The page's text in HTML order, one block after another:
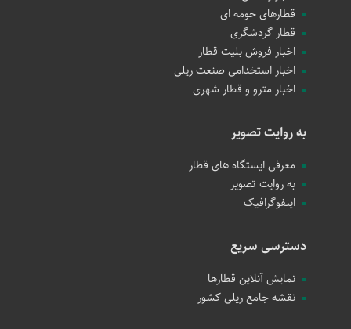
قطارهای حومه ای
قطار گردشگری
اخبار فروش بلیت قطار
اخبار استخدامی صنعت ریلی
اخبار مترو و قطار شهری
به روایت تصویر
معرفی ایستگاه های قطار
به روایت تصویر
اینفوگرافیک
دسترسی سریع
نمایش آنلاین قطارها
نقشه جامع ریلی کشور